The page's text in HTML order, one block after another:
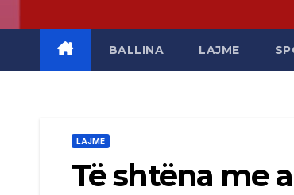
BALLINA LAJME
LAJME
Të shtëna me